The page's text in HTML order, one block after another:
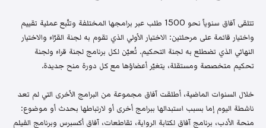
تتلقى آفاق سنوياً نحو 1500 طلب عبر برامجها المختلفة وتتّبع عملية تقييم
واختيار قائمة على مرحلتين: الاختيار الأولي الذي تقوم به لجنة القرّاء والاختيار
النهائي الذي تضطلع به لجنة التحكيم. تُعيّن لكل برنامج لجنة قراء ولجنة
تحكيم متخصصة ومستقلة، يتغيّر أعضاؤها مع كل دورة منح جديدة.
خلال السنوات الماضية، أطلقت آفاق مجموعة من البرامج الأخرى التي لم تعد
ناشطة اليوم إما بسبب استبدالها ببرامج أخرى أو لارتباطها بحدث أو موضوع:
منحة الأدب، برنامج آفاق لكتابة الرواية، تقاطعات، آفاق أكسبرس وبرنامج الفيلم